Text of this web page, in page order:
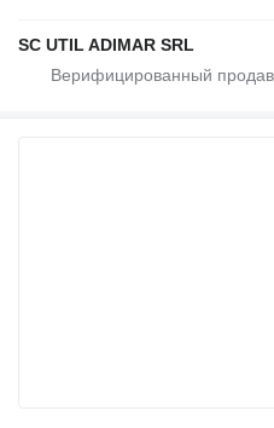
SC UTIL ADIMAR SRL